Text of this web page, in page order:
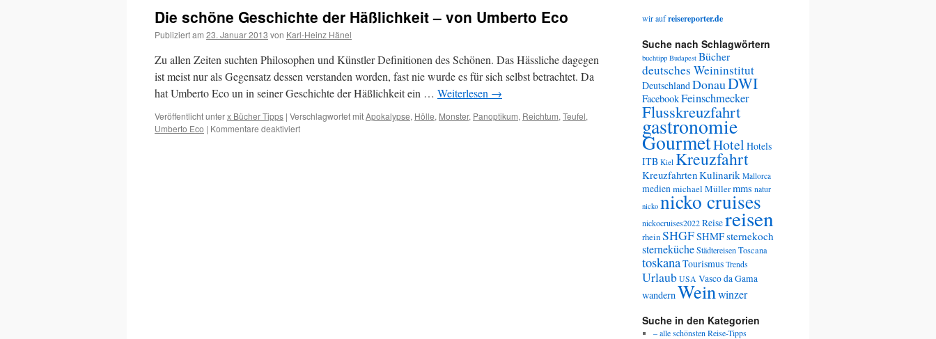
Menschen
aus
dem
weg
gehen
kann
…
Die schöne Geschichte der Häßlichkeit – von Umberto Eco
Publiziert am 23. Januar 2013 von Karl-Heinz Hänel
Zu allen Zeiten suchten Philosophen und Künstler Definitionen des Schönen. Das Hässliche dagegen
ist meist nur als Gegensatz dessen verstanden worden, fast nie wurde es für sich selbst betrachtet. Da
hat Umberto Eco un in seiner Geschichte der Häßlichkeit ein … Weiterlesen →
Veröffentlicht unterx Bücher Tipps | Verschlagwortet mitApokalypse, Hölle, Monster, Panoptikum, Reichtum, Teufel,
Umberto Eco | Kommentare deaktiviertfür
wir aufreisereporter.de
Suche nach Schlagwörtern
buchtipp Budapest Bücher
deutsches Weininstitut
DeutschlandDonauDWI
FacebookFeinschmecker
Flusskreuzfahrt
gastronomie
GourmetHotel Hotels
ITB Kiel Kreuzfahrt
KreuzfahrtenKulinarik Mallorca
medienmichael Müllermms natur
nicko nicko cruises
nickocruises2022Reisereisen
rheinSHGFSHMFsternekoch
sternekücheStädtereisenToscana
toskanaTourismus Trends
Urlaub USA Vasco da Gama
wandernWeinwinzer
Suche in den Kategorien
– alle schönsten Reise-Tipps